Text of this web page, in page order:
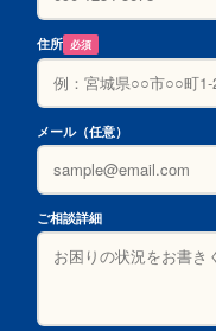
住所 必須
メール（任意）
ご相談詳細